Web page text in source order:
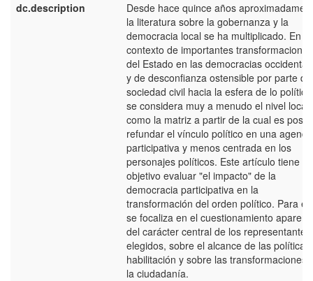
dc.description
Desde hace quince años
la literatura sobre la gobernanza y la
democracia local se ha multiplicado. En
contexto de importantes transformaciones
del Estado en las democracias
y de desconfianza ostensible por parte
sociedad civil hacia la esfera de lo
se considera muy a menudo el nivel local
como la matriz a partir de la cual es
refundar el vínculo político en una agenda
participativa y menos centrada en los
personajes políticos. Este artículo tiene
objetivo evaluar "el impacto" de la
democracia participativa en la
transformación del orden político. Para
se focaliza en el cuestionamiento
del carácter central de los representantes
elegidos, sobre el alcance de las políticas
habilitación y sobre las transformaciones
la ciudadanía.